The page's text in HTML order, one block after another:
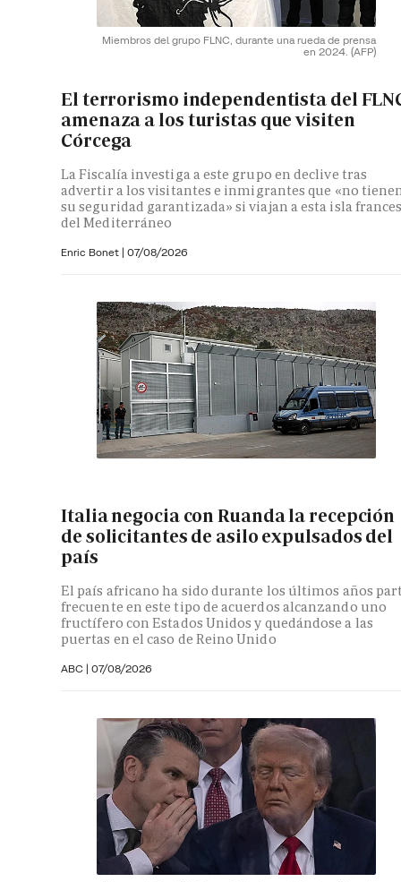
Miembros del grupo FLNC, durante una rueda de prensa
en 2024. (AFP)
El terrorismo independentista del
amenaza a los turistas que visiten
Córcega
La Fiscalía investiga a este grupo en declive tras
advertir a los visitantes e inmigrantes que «no
su seguridad garantizada» si viajan a esta isla
del Mediterráneo
Enric Bonet | 07/08/2026
Italia negocia con Ruanda la recepción
de solicitantes de asilo expulsados del
país
El país africano ha sido durante los últimos años
frecuente en este tipo de acuerdos alcanzando uno
fructífero con Estados Unidos y quedándose a las
puertas en el caso de Reino Unido
ABC | 07/08/2026